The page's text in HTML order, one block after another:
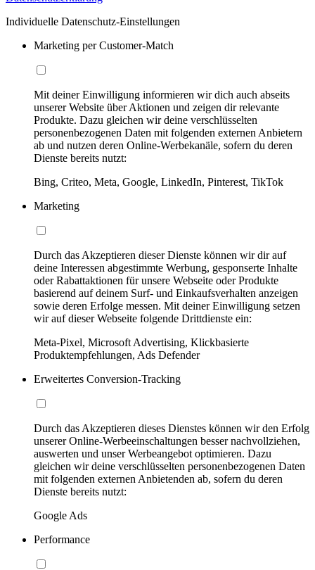
Individuelle Datenschutz-Einstellungen
Marketing per Customer-Match
Mit deiner Einwilligung informieren wir dich auch abseits
unserer Website über Aktionen und zeigen dir relevante
Produkte. Dazu gleichen wir deine verschlüsselten
personenbezogenen Daten mit folgenden externen Anbietern
ab und nutzen deren Online-Werbekanäle, sofern du deren
Dienste bereits nutzt:
Bing, Criteo, Meta, Google, LinkedIn, Pinterest, TikTok
Marketing
Durch das Akzeptieren dieser Dienste können wir dir auf
deine Interessen abgestimmte Werbung, gesponserte Inhalte
oder Rabattaktionen für unsere Webseite oder Produkte
basierend auf deinem Surf- und Einkaufsverhalten anzeigen
sowie deren Erfolge messen. Mit deiner Einwilligung setzen
wir auf dieser Webseite folgende Drittdienste ein:
Meta-Pixel, Microsoft Advertising, Klickbasierte
Produktempfehlungen, Ads Defender
Erweitertes Conversion-Tracking
Durch das Akzeptieren dieses Dienstes können wir den Erfolg
unserer Online-Werbeeinschaltungen besser nachvollziehen,
auswerten und unser Werbeangebot optimieren. Dazu
gleichen wir deine verschlüsselten personenbezogenen Daten
mit folgenden externen Anbietenden ab, sofern du deren
Dienste bereits nutzt:
Google Ads
Performance